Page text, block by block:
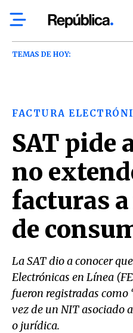
TEMAS DE HOY:
FACTURA
SAT pide
no
facturas
de
La SAT dio a conocer
Electrónicas en Línea
fueron registradas como
vez de un NIT asociado
o jurídica.